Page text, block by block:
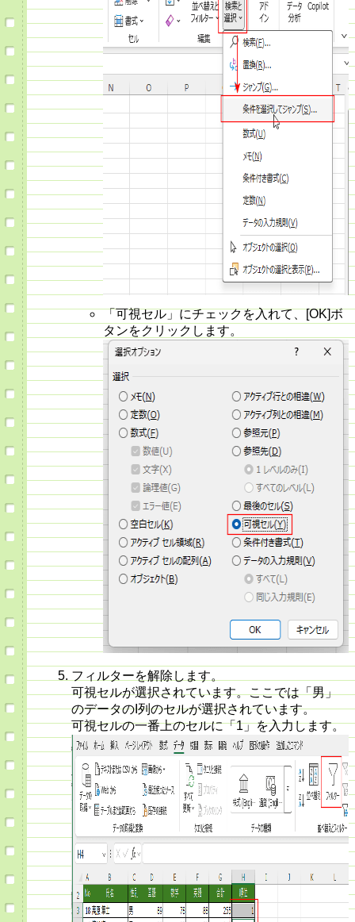
「可視セル」にチェックを入れて、[OK]ボ
タンをクリックします。
フィルターを解除します。
可視セルが選択されています。ここでは「男」
のデータのI列のセルが選択されています。
可視セルの一番上のセルに「1」を入力します。